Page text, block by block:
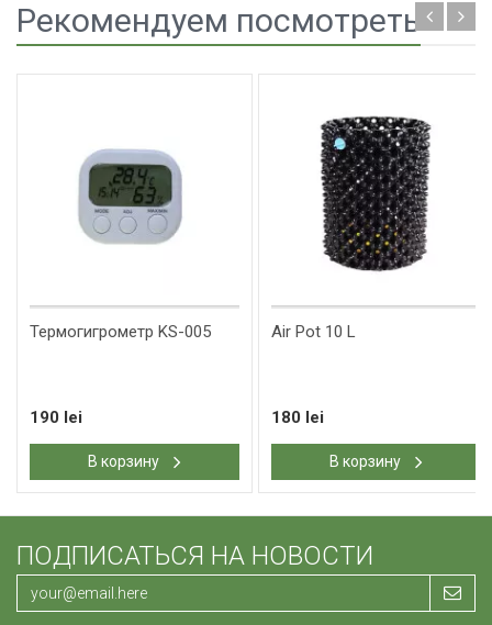
Рекомендуем посмотреть
Термогигрометр KS-005
190 lei
В корзину
Air Pot 10 L
180 lei
В корзину
ПОДПИСАТЬСЯ НА НОВОСТИ